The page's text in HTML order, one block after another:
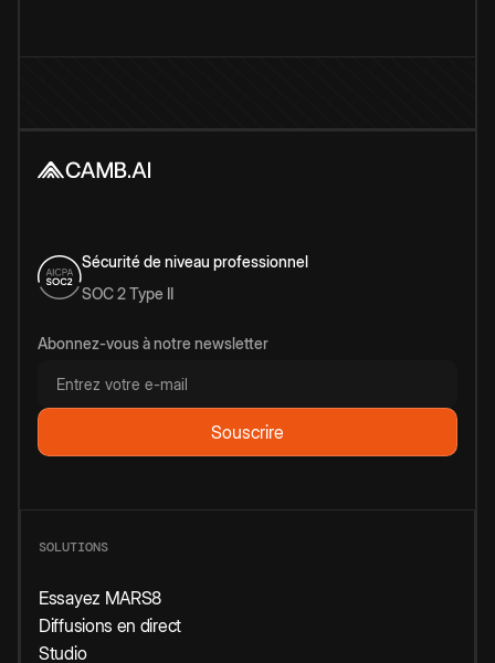
Sécurité de niveau professionnel
SOC 2 Type II
Abonnez-vous à notre newsletter
SOLUTIONS
Essayez MARS8
Diffusions en direct
Studio